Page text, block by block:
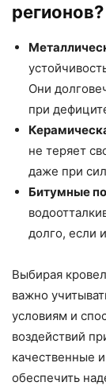
регионов?
Они
при
не теряет
даже при
Битумные
долго, если
Выбирая
важно
условиям и
воздействий
качественные
обеспечить